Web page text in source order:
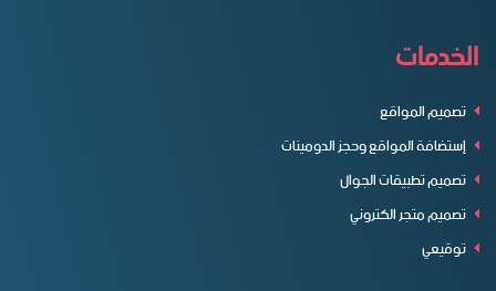
الخدمات
تصميم المواقع
إستضافة المواقع وحجز الدومينات
تصميم تطبيقات الجوال
تصميم متجر الكتروني
توقيعي